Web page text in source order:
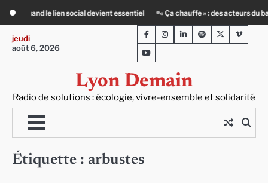
content
« Ça chauffe » : des acteurs du batiment face au défi climatique Entourage
jeudi
août 6, 2026
Lyon Demain
Radio de solutions : écologie, vivre-ensemble et solidarité
FacebookInstagram
LinkedInSpotifyTwitterViméo
Youtube
Étiquette : arbustes